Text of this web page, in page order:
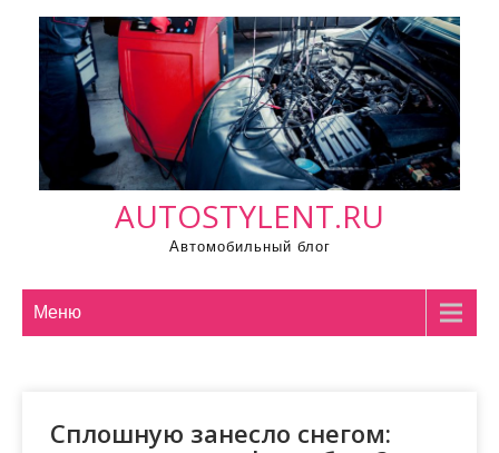
AUTOSTYLENT.RU
Автомобильный блог
Меню
Сплошную занесло снегом: